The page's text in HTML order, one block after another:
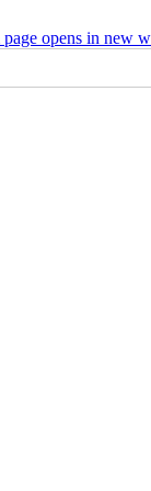
page opens in new